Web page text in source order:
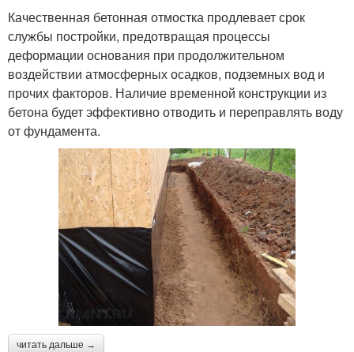
Качественная бетонная отмостка продлевает срок
службы постройки, предотвращая процессы
деформации основания при продолжительном
воздействии атмосферных осадков, подземных вод и
прочих факторов. Наличие временной конструкции из
бетона будет эффективно отводить и переправлять воду
от фундамента.
читать дальше →